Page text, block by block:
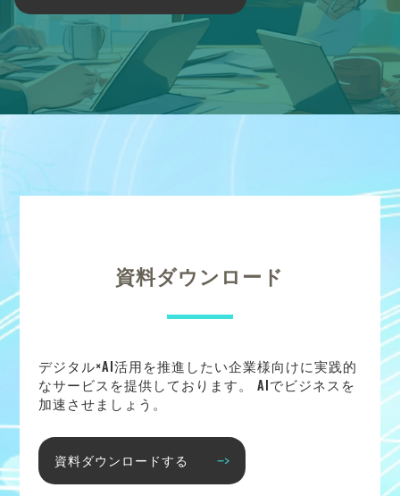
資料ダウンロード
デジタル×AI活用を推進したい企業様向けに実践的
なサービスを提供しております。 AIでビジネスを
加速させましょう。
資料ダウンロードする